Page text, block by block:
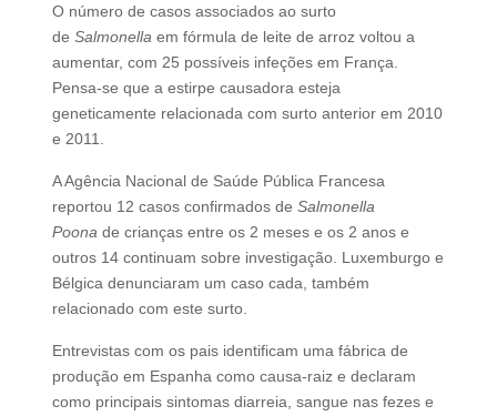
O número de casos associados ao surto
de Salmonella em fórmula de leite de arroz voltou a
aumentar, com 25 possíveis infeções em França.
Pensa-se que a estirpe causadora esteja
geneticamente relacionada com surto anterior em 2010
e 2011.
A Agência Nacional de Saúde Pública Francesa
reportou 12 casos confirmados de Salmonella
Poona de crianças entre os 2 meses e os 2 anos e
outros 14 continuam sobre investigação. Luxemburgo e
Bélgica denunciaram um caso cada, também
relacionado com este surto.
Entrevistas com os pais identificam uma fábrica de
produção em Espanha como causa-raiz e declaram
como principais sintomas diarreia, sangue nas fezes e